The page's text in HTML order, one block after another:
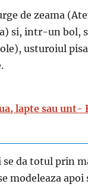
de zeama
si, intr-un bol,
usturoiul
lapte sau unt-
da totul prin
modeleaza apoi